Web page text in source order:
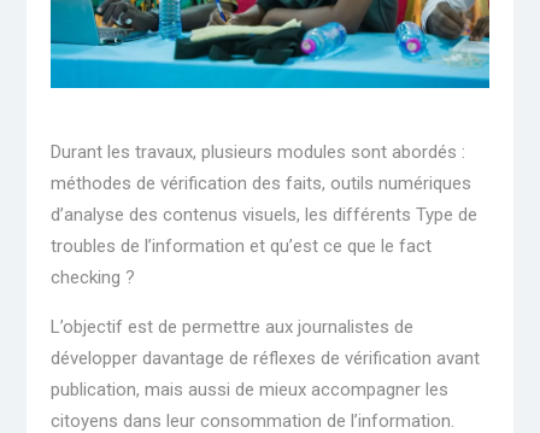
Durant les travaux, plusieurs modules sont abordés :
méthodes de vérification des faits, outils numériques
d’analyse des contenus visuels, les différents Type de
troubles de l’information et qu’est ce que le fact
checking ?
L’objectif est de permettre aux journalistes de
développer davantage de réflexes de vérification avant
publication, mais aussi de mieux accompagner les
citoyens dans leur consommation de l’information.